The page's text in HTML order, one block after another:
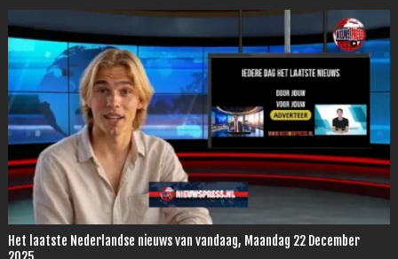
Het laatste Nederlandse nieuws van vandaag, Maandag 22 December